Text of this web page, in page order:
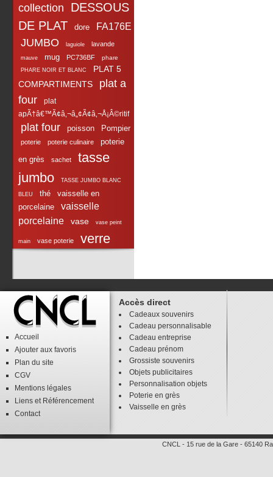
collection
DESSOUS
DE PLAT
dore FA176E
JUMBO laguiole lavande
mauve mug PC736BF phare
PHARE NOIR ET BLANC
PLAT 5
COMPARTIMENTS
plat a
four
plat
apÃ†â€™Ã¢â‚¬â„¢Ã¢â‚¬Å¡Â©ritif
plat four poisson Pompier
poterie poterie culinaire
poterie
en grès
sachet
tasse
jumbo
TASSE JUMBO BLANC
BLEU thé
vaisselle en
porcelaine
vaisselle
porcelaine
vase vase peint
main vase poterie verre
Accueil
Ajouter aux favoris
Plan du site
CGV
Mentions légales
Liens et Référencement
Contact
Accès direct
Cadeaux souvenirs
Cadeau personnalisable
Cadeau entreprise
Cadeau prénom
Grossiste souvenirs
Objets publicitaires
Personnalisation objets
Poterie en grès
Vaisselle en grès
CNCL - 15 rue de la Gare - 65140